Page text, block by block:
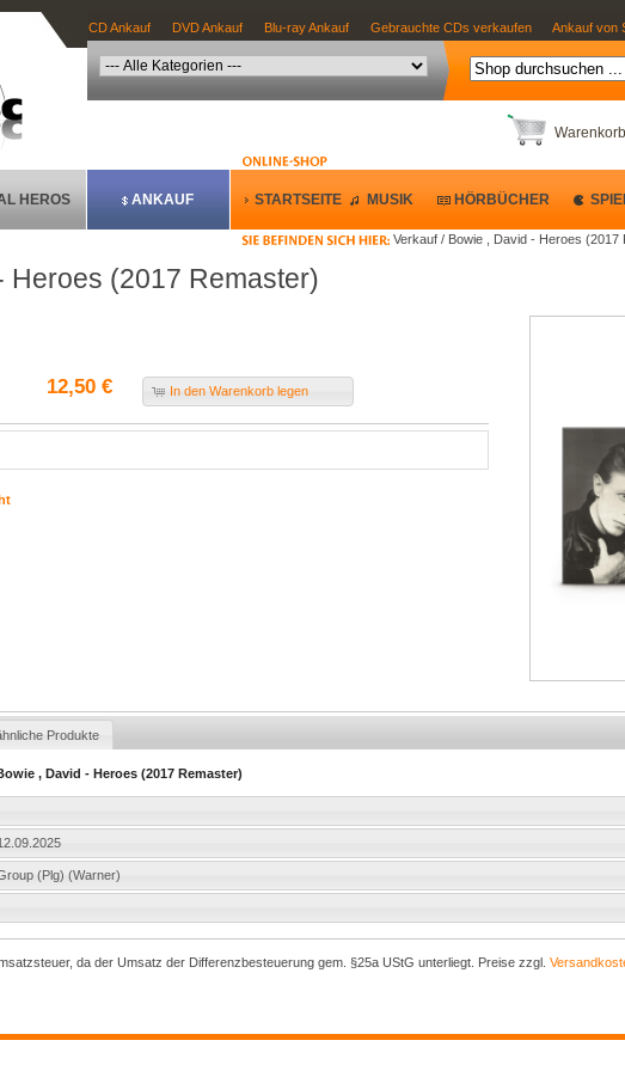
CD Ankauf DVD Ankauf Blu-ray Ankauf Gebrauchte CDs verkaufen Ankauf von
Warenkorb
Verkauf / Bowie , David - Heroes (2017
HEROS ANKAUF STARTSEITE MUSIK HÖRBÜCHER
Heroes (2017 Remaster)
12,50 € In den Warenkorb legen
Produkte
, David - Heroes (2017 Remaster)
(Plg) (Warner)
da der Umsatz der Differenzbesteuerung gem. §25a UStG unterliegt. Preise zzgl.